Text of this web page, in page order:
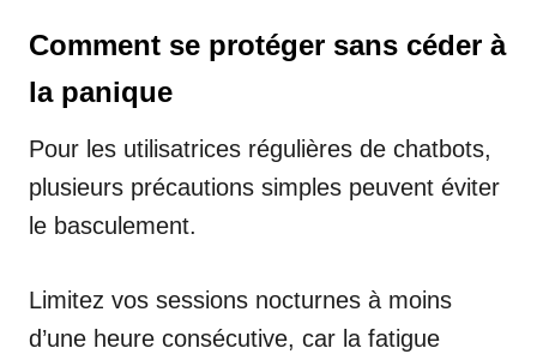
Comment se protéger sans céder à
la panique
Pour les utilisatrices régulières de chatbots,
plusieurs précautions simples peuvent éviter
le basculement.
Limitez vos sessions nocturnes à moins
d’une heure consécutive, car la fatigue